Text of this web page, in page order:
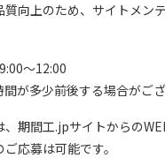
従業員専門の
コンテンツ紹介
向上のため、サイトメン
～12:00
が多少前後する場合がござ
、期間工.jpサイトからの
応募は可能です。